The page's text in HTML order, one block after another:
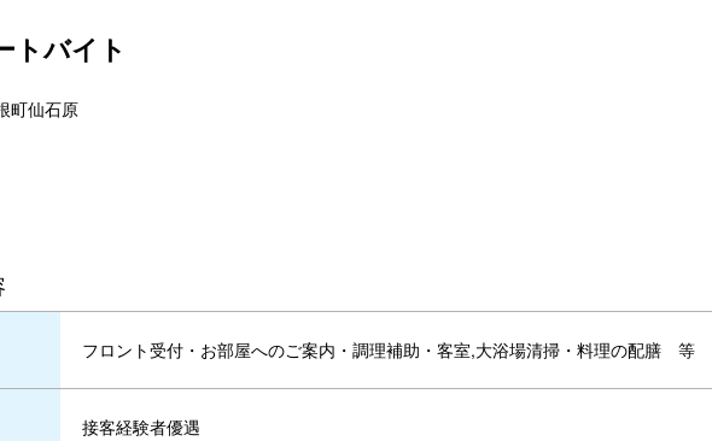
トバイト
町仙石原
フロント受付・お部屋へのご案内・調理補助・客室,大浴場清掃・料理の配膳 等
接客経験者優遇